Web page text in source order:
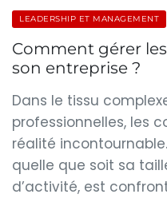
LEADERSHIP ET MANAGEMENT
Comment gérer
son entreprise ?
Dans le tissu
professionnelles, les
réalité
quelle que soit sa
d’activité, est